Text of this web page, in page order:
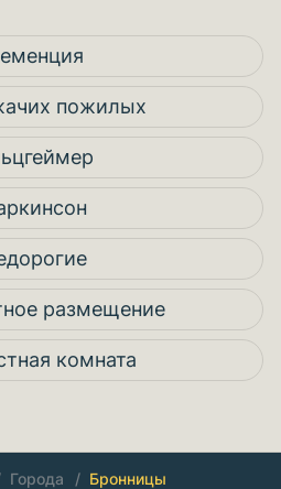
пожилых
размещение
комната
Города Бронницы